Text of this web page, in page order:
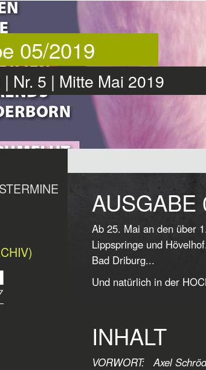
05/2019
Nr. 5 | Mitte Mai 2019
AUSGABE
Ab 25. Mai an den über
Lippspringe und
Bad Driburg...
Und natürlich in der
INHALT
VORWORT: Axel